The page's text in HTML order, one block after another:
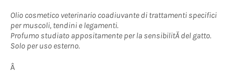
Olio cosmetico veterinario coadiuvante di trattamenti specifici
per muscoli, tendini e legamenti.
Profumo studiato appositamente per la sensibilitĂ del gatto.
Solo per uso esterno.
Â